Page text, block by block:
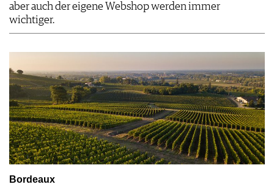
aber auch der eigene Webshop werden immer
wichtiger.
Bordeaux